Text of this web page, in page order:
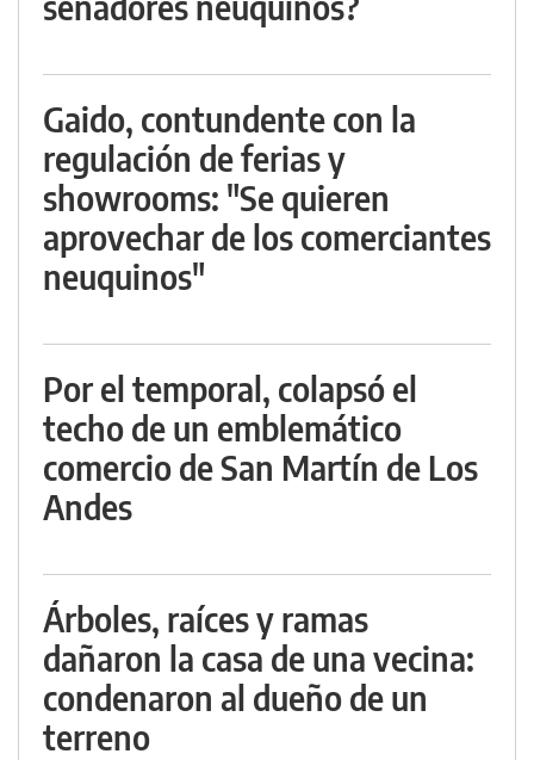
Gaido, contundente con la
regulación de ferias y
showrooms: "Se quieren
aprovechar de los comerciantes
neuquinos"
Por el temporal, colapsó el
techo de un emblemático
comercio de San Martín de Los
Andes
Árboles, raíces y ramas
dañaron la casa de una vecina:
condenaron al dueño de un
terreno